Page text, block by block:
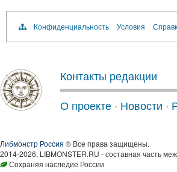
Конфиденциальность Условия
Контакты редакции
О проекте · Новости ·
Либмонстр Россия ® Все права защищены.
2014-2026, LIBMONSTER.RU - составная часть
Сохраняя наследие России